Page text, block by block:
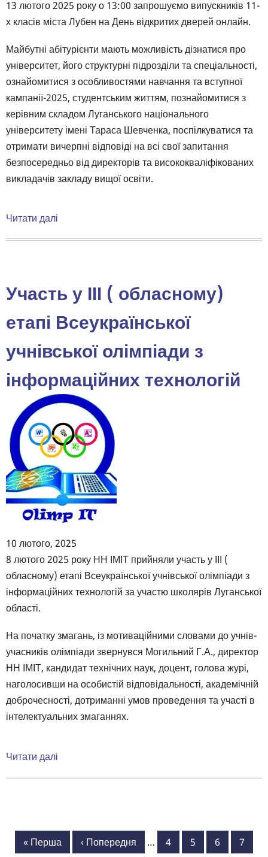
13 лютого 2025 року о 13:00 запрошуємо випускників 11-
х класів міста Лубен на День відкритих дверей онлайн.
Майбутні абітурієнти мають можливість дізнатися про
університет, його структурні підрозділи та спеціальності,
ознайомитися з особливостями навчання та вступної
кампанії-2025, студентським життям, познайомитися з
керівним складом Луганського національного
університету імені Тараса Шевченка, поспілкуватися та
отримати вичерпні відповіді на всі свої запитання
безпосередньо від директорів та висококваліфікованих
викладачів закладу вищої освіти.
Читати далі
Участь у ІІІ ( обласному)
етапі Всеукраїнської
учнівської олімпіади з
інформаційних технологій
10 лютого, 2025
Body
8 лютого 2025 року НН ІМІТ прийняли участь у ІІІ (
обласному) етапі Всеукраїнської учнівської олімпіади з
інформаційних технологій за участю школярів Луганської
області.
На початку змагань, із мотиваційними словами до учнів-
учасників олімпіади звернувся Могильний Г.А., директор
НН ІМІТ, кандидат технічних наук, доцент, голова журі,
наголосивши на особистій відповідальності, академічній
доброчесності, дотриманні умов проведення та участі в
інтелектуальних змаганнях.
Читати далі
обласному)
етапі
Розбивка
Перша
« Перша
Попередня
‹ Попередня … Сторінка
4 Сторінка
5 Сторінка
6 7